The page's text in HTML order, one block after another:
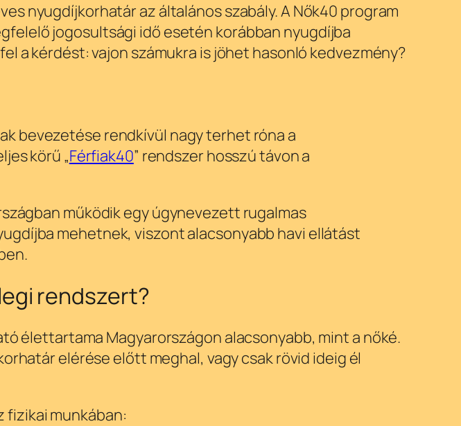
nyugdíjkorhatár az általános szabály. A Nők40 program
jogosultsági idő esetén korábban nyugdíjba
a kérdést: vajon számukra is jöhet hasonló kedvezmény?
bevezetése rendkívül nagy terhet róna a
körű „Férfiak40” rendszer hosszú távon a
működik egy úgynevezett rugalmas
mehetnek, viszont alacsonyabb havi ellátást
rendszert?
élettartama Magyarországon alacsonyabb, mint a nőké.
elérése előtt meghal, vagy csak rövid ideig él
munkában: